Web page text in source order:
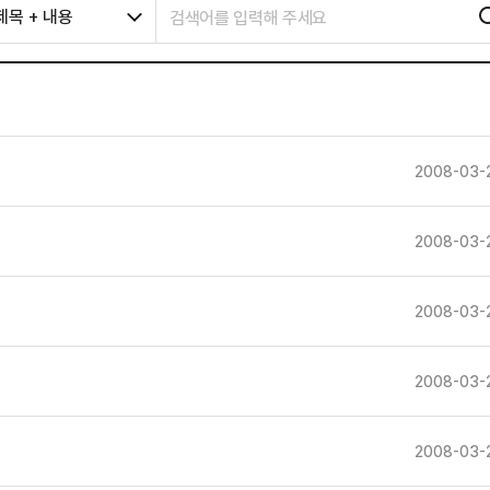
목 + 내용
2008-03-
2008-03-
2008-03-
2008-03-
2008-03-